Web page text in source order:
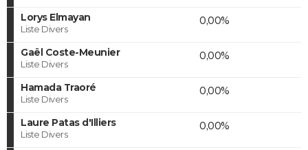
Lorys Elmayan
Liste Divers
0,00%
Gaël Coste-Meunier
Liste Divers
0,00%
Hamada Traoré
Liste Divers
0,00%
Laure Patas d'Illiers
Liste Divers
0,00%